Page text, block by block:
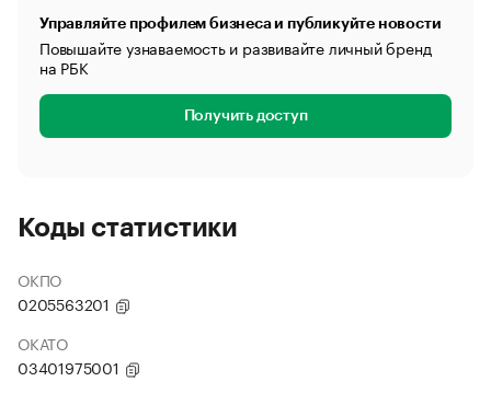
Управляйте профилем бизнеса и публикуйте новости
Повышайте узнаваемость и развивайте личный бренд
на РБК
Получить доступ
Коды статистики
ОКПО
0205563201
ОКАТО
03401975001